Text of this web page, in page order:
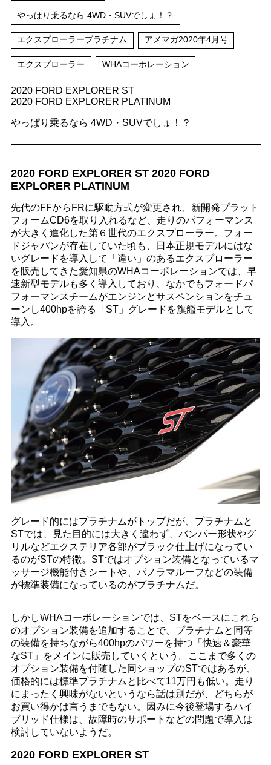
やっぱり乗るなら 4WD・SUVでしょ！？
エクスプローラープラチナム アメマガ2020年4月号
エクスプローラー WHAコーポレーション
2020 FORD EXPLORER ST
2020 FORD EXPLORER PLATINUM
やっぱり乗るなら 4WD・SUVでしょ！？
2020 FORD EXPLORER ST 2020 FORD
EXPLORER PLATINUM
先代のFFからFRに駆動方式が変更され、新開発プラット
フォームCD6を取り入れるなど、走りのパフォーマンス
が大きく進化した第６世代のエクスプローラー。フォー
ドジャパンが存在していた頃も、日本正規モデルにはな
いグレードを導入して「違い」のあるエクスプローラー
を販売してきた愛知県のWHAコーポレーションでは、早
速新型モデルも多く導入しており、なかでもフォードパ
フォーマンスチームがエンジンとサスペンションをチュ
ーンし400hpを誇る「ST」グレードを旗艦モデルとして
導入。
グレード的にはプラチナムがトップだが、プラチナムと
STでは、見た目的には大きく違わず、バンパー形状やグ
リルなどエクステリア各部がブラック仕上げになってい
るのがSTの特徴。STではオプション装備となっているマ
ッサージ機能付きシートや、パノラマルーフなどの装備
が標準装備になっているのがプラチナムだ。
しかしWHAコーポレーションでは、STをベースにこれら
のオプション装備を追加することで、プラチナムと同等
の装備を持ちながら400hpのパワーを持つ「快速＆豪華
なST」をメインに販売していくという。ここまで多くの
オプション装備を付随した同ショップのSTではあるが、
価格的には標準プラチナムと比べて11万円も低い。走り
にまったく興味がないというなら話は別だが、どちらが
お買い得かは言うまでもない。因みに今後登場するハイ
ブリッド仕様は、故障時のサポートなどの問題で導入は
検討していないようだ。
2020 FORD EXPLORER ST